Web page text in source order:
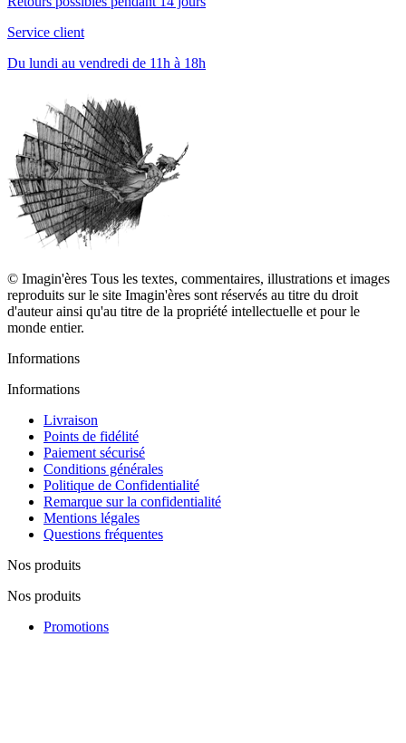
Service client
Du lundi au vendredi de 11h à 18h
© Imagin'ères Tous les textes, commentaires, illustrations et images
reproduits sur le site Imagin'ères sont réservés au titre du droit
d'auteur ainsi qu'au titre de la propriété intellectuelle et pour le
monde entier.
Informations
Informations
Livraison
Points de fidélité
Paiement sécurisé
Conditions générales
Politique de Confidentialité
Remarque sur la confidentialité
Mentions légales
Questions fréquentes
Nos produits
Nos produits
Promotions